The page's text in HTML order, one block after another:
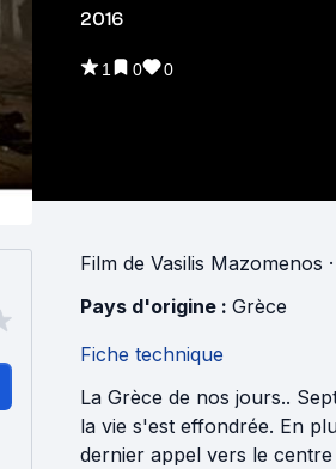
2016
1 0 0
Film de Vasilis Mazomenos
Pays d'origine : Grèce
Fiche technique
La Grèce de nos jours..
la vie s'est effondrée. En
dernier appel vers le